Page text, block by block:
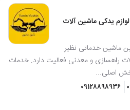
یدکی ماشین آلات
ماشین خدماتی نظیر
راهسازی و معدنی فعالیت دارد. خدمات
اصلی...
09128898936